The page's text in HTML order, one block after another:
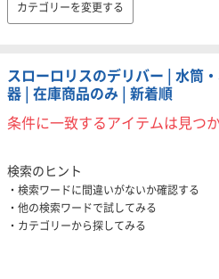
カテゴリーを変更する
スローロリスのデリバー | 水筒
器 | 在庫商品のみ | 新着順
条件に一致するアイテムは見つ
検索のヒント
検索ワードに間違いがないか確認する
他の検索ワードで試してみる
カテゴリーから探してみる